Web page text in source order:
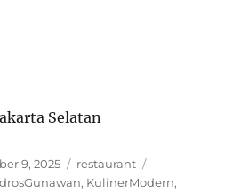
Selatan
9, 2025 Categories
restaurant
, KulinerModern,